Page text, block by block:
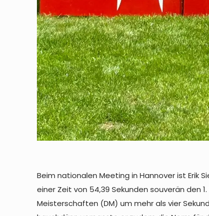
Beim nationalen Meeting in Hannover ist Erik
einer Zeit von 54,39 Sekunden souverän den
Meisterschaften (DM) um mehr als vier